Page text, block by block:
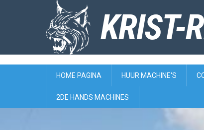
KRIST-
HOME PAGINA HUUR MACHINE'S
2DE HANDS MACHINES